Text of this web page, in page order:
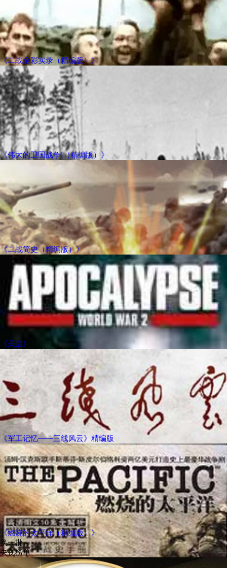
《二战全彩实录（精编版）》
《伟大的卫国战争Ⅰ（精编版）》
《二战简史（精编版）》
《天启》
《军工记忆——三线风云》精编版
《燃烧的太平洋（精编版）》
换一批
央视榜单